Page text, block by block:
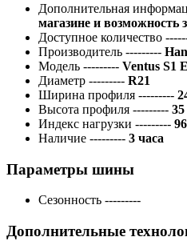
Дополнительная
магазине и возможность
Доступное количество
Производитель ---------
Модель --------- Ventus S1
Диаметр --------- R21
Ширина профиля ---------
Высота профиля --------- 35
Индекс нагрузки ---------
Наличие --------- 3 часа
Параметры шины
Сезонность ---------
Дополнительные